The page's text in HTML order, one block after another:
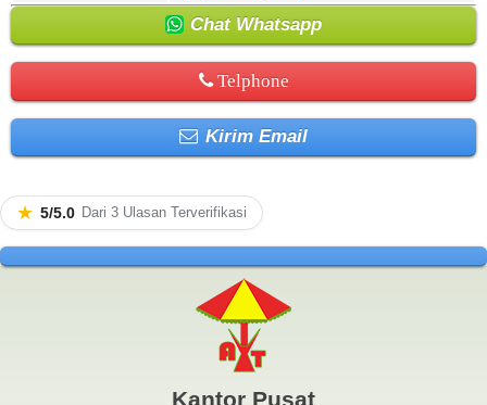
Chat Whatsapp
Telphone
Kirim Email
★ 5/5.0 Dari 3 Ulasan Terverifikasi
Kantor Pusat